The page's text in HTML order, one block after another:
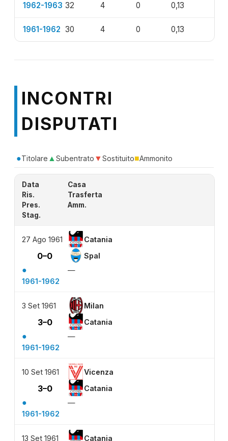
1962-1963 32 4 0 0,13
1961-1962 30 4 0 0,13
INCONTRI
DISPUTATI
●Titolare ▲Subentrato ▼Sostituito■Ammonito
Data
Casa
Ris.
Trasferta
Pres.
Amm.
Stag.
27 Ago 1961 Catania
0–0 Spal
●
—
1961-1962
3 Set 1961 Milan
3–0 Catania
●
—
1961-1962
10 Set 1961 Vicenza
3–0 Catania
●
—
1961-1962
13 Set 1961 Catania